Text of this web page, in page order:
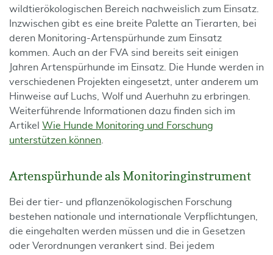
wildtierökologischen Bereich nachweislich zum Einsatz.
Inzwischen gibt es eine breite Palette an Tierarten, bei
deren Monitoring-Artenspürhunde zum Einsatz
kommen. Auch an der FVA sind bereits seit einigen
Jahren Artenspürhunde im Einsatz. Die Hunde werden in
verschiedenen Projekten eingesetzt, unter anderem um
Hinweise auf Luchs, Wolf und Auerhuhn zu erbringen.
Weiterführende Informationen dazu finden sich im
Artikel Wie Hunde Monitoring und Forschung
unterstützen können
Artenspürhunde als Monitoringinstrument
Bei der tier- und pflanzenökologischen Forschung
bestehen nationale und internationale Verpflichtungen,
die eingehalten werden müssen und die in Gesetzen
oder Verordnungen verankert sind. Bei jedem